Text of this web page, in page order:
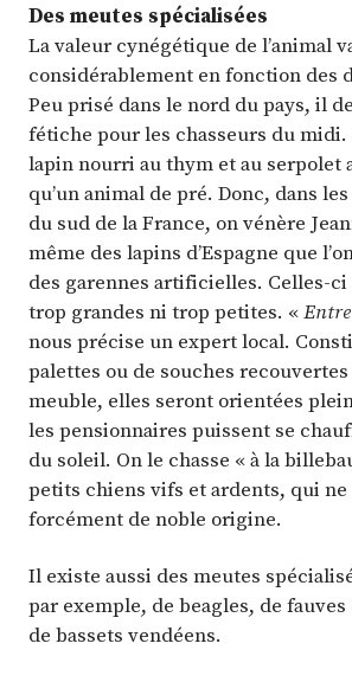
Des meutes spécialisées
La valeur cynégétique de l’animal
considérablement en fonction des
Peu prisé dans le nord du pays, il
fétiche pour les chasseurs du midi.
lapin nourri au thym et au serpolet
qu’un animal de pré. Donc, dans
du sud de la France, on vénère
même des lapins d’Espagne que
des garennes artificielles. Celles-
trop grandes ni trop petites. «
nous précise un expert local.
palettes ou de souches
meuble, elles seront orientées
les pensionnaires puissent se
du soleil. On le chasse « à la
petits chiens vifs et ardents, qui ne
forcément de noble origine.
Il existe aussi des meutes
par exemple, de beagles, de
de bassets vendéens.